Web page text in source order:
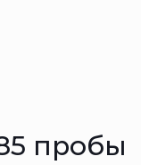
пробы